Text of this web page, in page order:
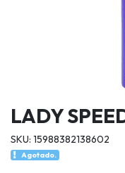
LADY
SKU: 15988382138602
Agotado.